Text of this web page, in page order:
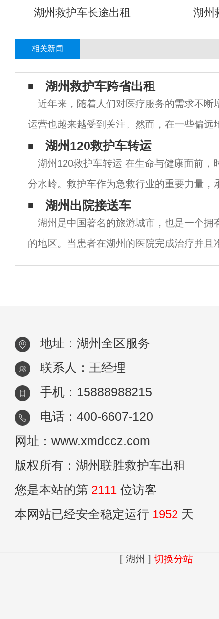
湖州救护车长途出租 湖州
相关新闻
湖州救护车跨省出租
近年来，随着人们对医疗服务的需求不断
运营也越来越受到关注。然而，在一些偏远
车数量不足，或者救护车设备不够先进，导
得到救助。为了解决这一问题，一些救护车
湖州120救护车转运
湖州120救护车转运 在生命与健康面前，
分水岭。救护车作为急救行业的重要力量，
的重任。湖州120救护车作为湖州市急救中
分，不仅具备专业的医疗团队和设备，还拥
湖州出院接送车
湖州是中国著名的旅游城市，也是一个拥
的地区。当患者在湖州的医院完成治疗并且
院接送车成为了一个非常重要的问题。 湖
地址：湖州全区服务
联系人：王经理
手机：15888988215
电话：400-6607-120
网址：www.xmdccz.com
版权所有：湖州联胜救护车出租
您是本站的第 2111 位访客
本网站已经安全稳定运行 1952 天
[ 湖州 ] 切换分站